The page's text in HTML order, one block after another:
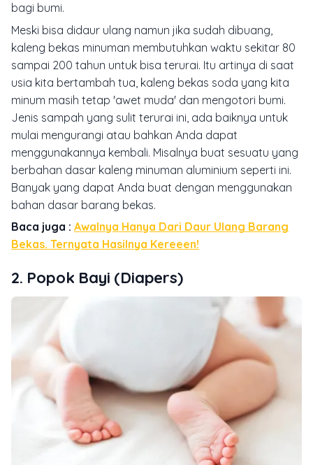
bagi bumi.
Meski bisa didaur ulang namun jika sudah dibuang,
kaleng bekas minuman membutuhkan waktu sekitar 80
sampai 200 tahun untuk bisa terurai. Itu artinya di saat
usia kita bertambah tua, kaleng bekas soda yang kita
minum masih tetap 'awet muda' dan mengotori bumi.
Jenis sampah yang sulit terurai ini, ada baiknya untuk
mulai mengurangi atau bahkan Anda dapat
menggunakannya kembali. Misalnya buat sesuatu yang
berbahan dasar kaleng minuman aluminium seperti ini.
Banyak yang dapat Anda buat dengan menggunakan
bahan dasar barang bekas.
Baca juga : Awalnya Hanya Dari Daur Ulang Barang
Bekas. Ternyata Hasilnya Kereeen!
2. Popok Bayi (Diapers)